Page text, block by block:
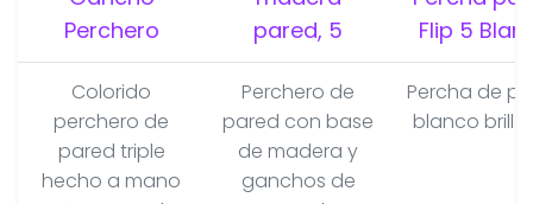
Perchero
pared, 5
Flip 5
Colorido
perchero de
pared triple
hecho a mano
Perchero de
pared con base
de madera y
ganchos de
Percha de
blanco